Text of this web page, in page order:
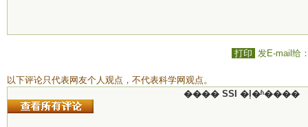
打印 发E-mail给
以下评论只代表网友个人观点，不代表科学网观点。
���� SSI �ļ�ʱ����